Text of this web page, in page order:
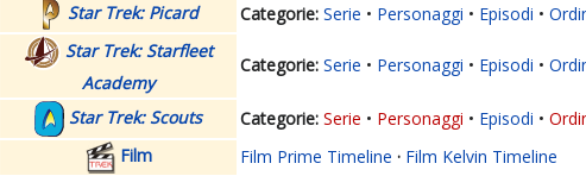
Star Trek: Picard
Serie Personaggi Episodi
Star Trek: Starfleet
Academy
Serie Personaggi Episodi
Star Trek: Scouts Serie Personaggi Episodi
Film
Film Prime Timeline · Film Kelvin Timeline